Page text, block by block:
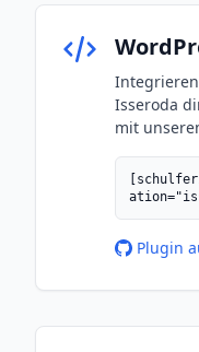
Isseroda
mit
Plugin